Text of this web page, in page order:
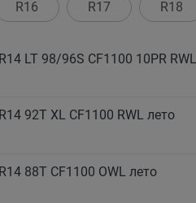
R16 R17 R18
LT 98/96S CF1100 10PR
92T XL CF1100 RWL лето
88T CF1100 OWL лето